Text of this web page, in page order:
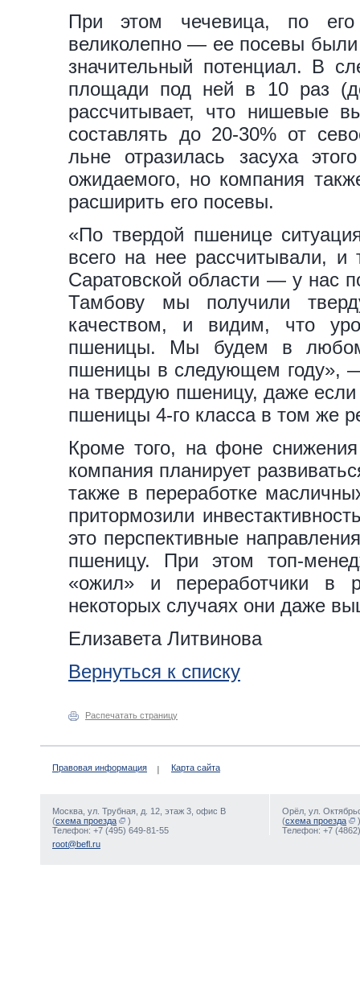
При этом чечевица, по
великолепно — ее посевы
значительный потенциал. В
площади под ней в 10 раз
рассчитывает, что нишевые
составлять до 20-30% от
льне отразилась засуха
ожидаемого, но компания
расширить его посевы.
«По твердой пшенице
всего на нее рассчитывали,
Саратовской области — у нас
Тамбову мы получили
качеством, и видим, что
пшеницы. Мы будем в любом
пшеницы в следующем году»,
на твердую пшеницу, даже
пшеницы 4-го класса в том же
Кроме того, на фоне
компания планирует
также в переработке
притормозили
это перспективные
пшеницу. При этом топ-
«ожил» и переработчики в
некоторых случаях они даже
Елизавета Литвинова
Вернуться к списку
Распечатать страницу
Правовая информация Карта сайта
Москва, ул. Трубная, д. 12, этаж 3, офис В
(схема проезда
)
Телефон: +7 (495) 649-81-55
Орёл, ул.
(схема проезда
)
Телефон: +7
root@befl.ru